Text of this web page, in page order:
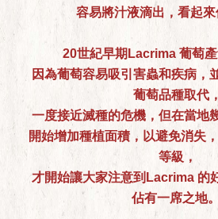
容易將汁液滴出，看起來
20世紀早期Lacrima 葡萄產
因為葡萄容易吸引害蟲和疾病，
葡萄品種取代，
一度接近滅種的危機，但在當地
開始增加種植面積，以避免消失
等級，
才開始讓大家注意到Lacrima 的
佔有一席之地。